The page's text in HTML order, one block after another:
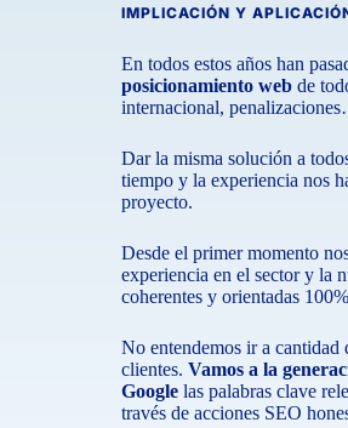
IMPLICACIÓN Y
En todos estos años han
posicionamiento web de
internacional,
Dar la misma solución a
tiempo y la experiencia nos
proyecto.
Desde el primer momento
experiencia en el sector y la
coherentes y orientadas
No entendemos ir a cantidad
clientes. Vamos a la
Google las palabras clave
través de acciones SEO